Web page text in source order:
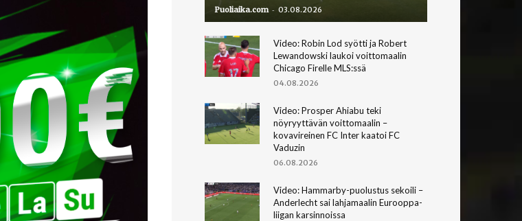
Puoliaika.com - 03.08.2026
Video: Robin Lod syötti ja Robert
Lewandowski laukoi voittomaalin
Chicago Firelle MLS:ssä
04.08.2026
Video: Prosper Ahiabu teki
nöyryyttävän voittomaalin –
kovavireinen FC Inter kaatoi FC
Vaduzin
06.08.2026
Video: Hammarby-puolustus sekoili –
Anderlecht sai lahjamaalin Eurooppa-
liigan karsinnoissa